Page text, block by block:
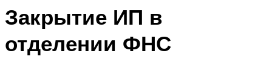
Закрытие ИП в
отделении ФНС